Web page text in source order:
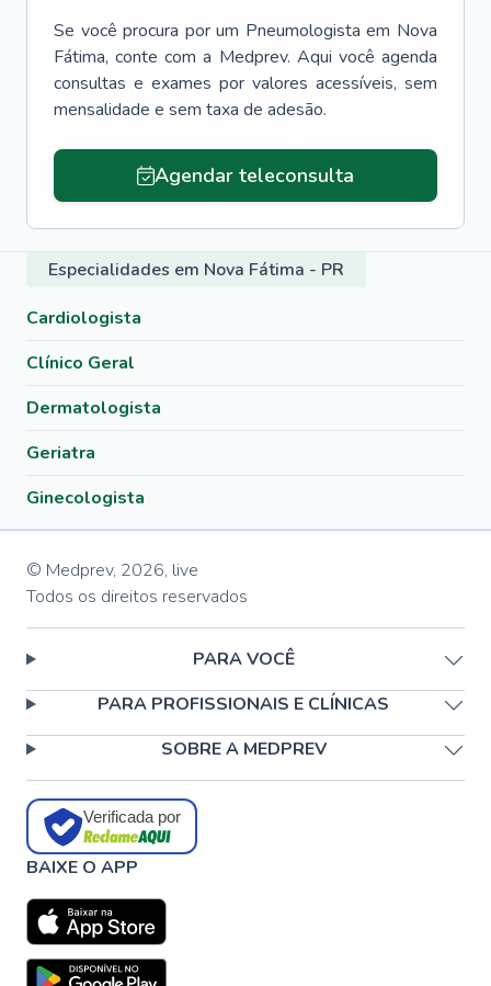
Se você procura por um Pneumologista em Nova
Fátima, conte com a Medprev. Aqui você agenda
consultas e exames por valores acessíveis, sem
mensalidade e sem taxa de adesão.
Agendar teleconsulta
Especialidades em Nova Fátima - PR
Cardiologista
Clínico Geral
Dermatologista
Geriatra
Ginecologista
© Medprev, 2026, live
Todos os direitos reservados
PARA VOCÊ
PARA PROFISSIONAIS E CLÍNICAS
SOBRE A MEDPREV
Verificada por
BAIXE O APP